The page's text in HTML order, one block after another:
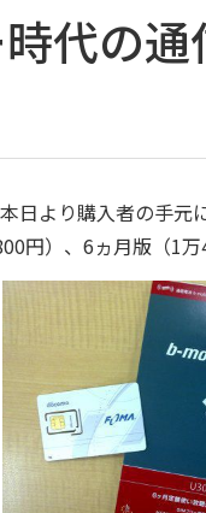
代の
日より購入者の手元
円）、6ヵ月版（1